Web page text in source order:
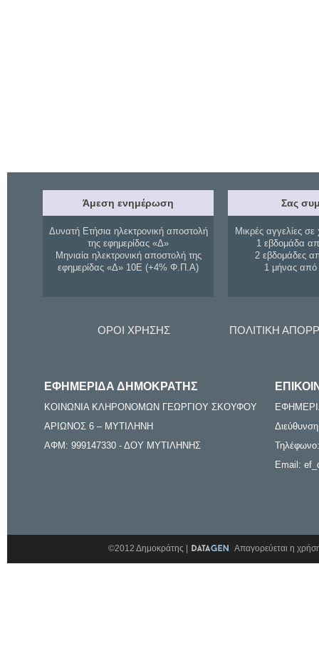
Άμεση ενημέρωση
Δυνατή Ετήσια ηλεκτρονική αποστολή
της εφημερίδας «Δ»
Μηνιαία ηλεκτρονική αποστολή της
εφημερίδας «Δ» 10Ε (+4% Φ.Π.Α)
Σας
Μικρές αγγελίες σε
1 εβδομάδα
2 εβδομάδες
1 μήνας
ΟΡΟΙ ΧΡΗΣΗΣ ΠΟΛΙΤΙΚΗ
ΕΦΗΜΕΡΙΔΑ ΔΗΜΟΚΡΑΤΗΣ
ΚΟΙΝΩΝΙΑ ΚΛΗΡΟΝΟΜΩΝ ΓΕΩΡΓΙΟΥ ΣΚΟΥΦΟΥ
ΑΡΙΩΝΟΣ 6 – ΜΥΤΙΛΗΝΗ
ΑΦΜ: 999147330 - ΔΟΥ ΜΥΤΙΛΗΝΗΣ
Email:
©2012 Δημοκράτης | Απαγορεύεται η